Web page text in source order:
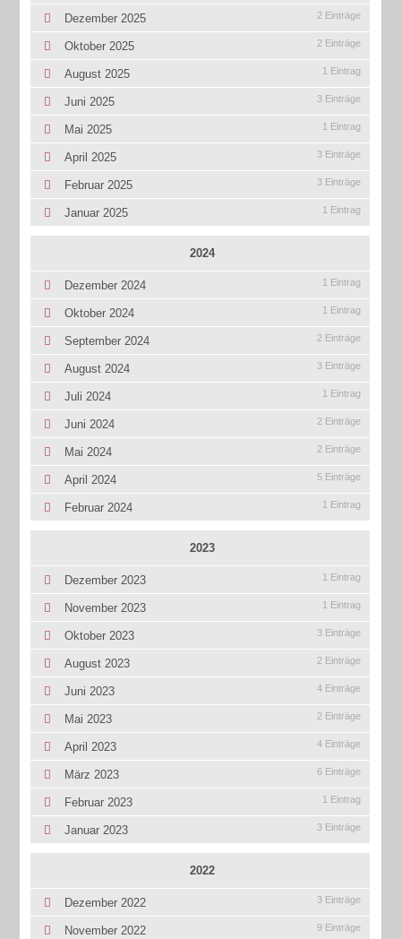
Dezember 2025 2 Einträge
Oktober 2025 2 Einträge
August 2025 1 Eintrag
Juni 2025 3 Einträge
Mai 2025 1 Eintrag
April 2025 3 Einträge
Februar 2025 3 Einträge
Januar 2025 1 Eintrag
2024
Dezember 2024 1 Eintrag
Oktober 2024 1 Eintrag
September 2024 2 Einträge
August 2024 3 Einträge
Juli 2024 1 Eintrag
Juni 2024 2 Einträge
Mai 2024 2 Einträge
April 2024 5 Einträge
Februar 2024 1 Eintrag
2023
Dezember 2023 1 Eintrag
November 2023 1 Eintrag
Oktober 2023 3 Einträge
August 2023 2 Einträge
Juni 2023 4 Einträge
Mai 2023 2 Einträge
April 2023 4 Einträge
März 2023 6 Einträge
Februar 2023 1 Eintrag
Januar 2023 3 Einträge
2022
Dezember 2022 3 Einträge
November 2022 9 Einträge